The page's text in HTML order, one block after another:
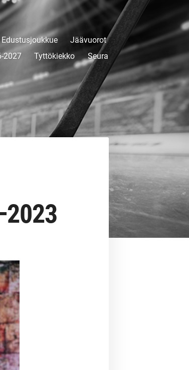
Edustusjoukkue
Jäävuorot
2027
Tyttökiekko
Seura